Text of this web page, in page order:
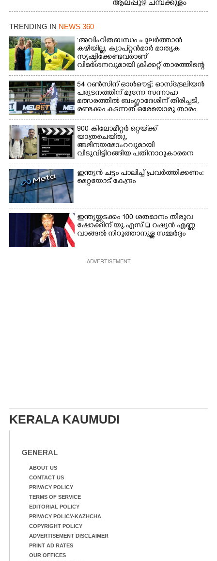
പോരൂക്കര സെൻട്രൽ
സ്കൂളിലെ ദുരിതാശ്വാസ
ക്യാമ്പിലെത്തിയവർ
വസ്ത്രങ്ങൾ
ഉണക്കാനിട്ടിരിക്കുന്ന
ഗോൾപോസ്റ്റിന് മുന്നിൽ
ഫുട്ബോൾ കളികളിൽ
ഏർപ്പെട്ടിരിക്കുന്ന
കുട്ടികൾ
ആലപ്പുഴ ചമ്പക്കുളം
ഫാദർ തോമസ്
ക്യാമ്പിലെത്തിയവർ മഴ
മാറിനിന്ന ഇടവേളയിൽ
ക്യാമ്പ് പരിസരത്ത്
വസ്ത്രങ്ങൾ
ഉണക്കാനിടുന്ന കാഴ്ച.
TRENDING IN NEWS 360
‘അവിഹിതബന്ധം പുലർത്താൻ
കഴിയില്ല,​ ക്യാപ്റ്റൻമാർ മാതൃക
സൃഷ്ടിക്കേണ്ടവരാണ്'
വിമർശനവുമായി ക്രിക്കറ്റ് താരത്തിന്റെ
ഭാര്യ
54 റൺസിന് ഓൾഔട്ട്; ഓസ്‌ട്രേലിയൻ
പര്യടനത്തിന് മുന്നേ സന്നാഹ
മത്സരത്തിൽ ബംഗ്ലാദേശിന് തിരിച്ചടി,
രണ്ടക്കം കടന്നത് ഒരേയൊരു താരം
900 കിലോമീറ്റർ ഒറ്റയ്‌ക്ക്
യാത്രചെ‌യ്‌തു,​
അഭിനയമോഹവുമായി
വീടുവിട്ടിറങ്ങിയ പതിനാറുകാരനെ
കണ്ടെത്തിയത് ഫിലിം സിറ്റിയിൽ
ഇന്ത്യൻ ചട്ടം പാലിച്ച് പ്രവർത്തിക്കണം:
മെറ്റയോട് കേന്ദ്രം
ഇന്ത്യയ്ക്കടക്കം 100 ശതമാനം തീരുവ
ഷോക്കിന് യു.എസ്  റഷ്യൻ എണ്ണ
വാങ്ങൽ നിറുത്താനുള്ള സമ്മർദ്ദം
ADVERTISEMENT
KERALA KAUMUDI
GENERAL
ABOUT US
CONTACT US
PRIVACY POLICY
TERMS OF SERVICE
EDITORIAL POLICY
PRIVACY POLICY-KAZHCHA
COPYRIGHT POLICY
ADVERTISEMENT DISCLAIMER
PRINT AD RATES
OUR OFFICES